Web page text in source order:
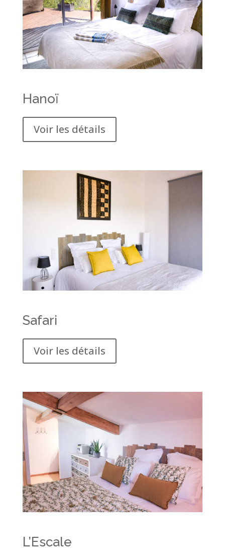
Hanoï
Voir les détails
Safari
Voir les détails
L’Escale